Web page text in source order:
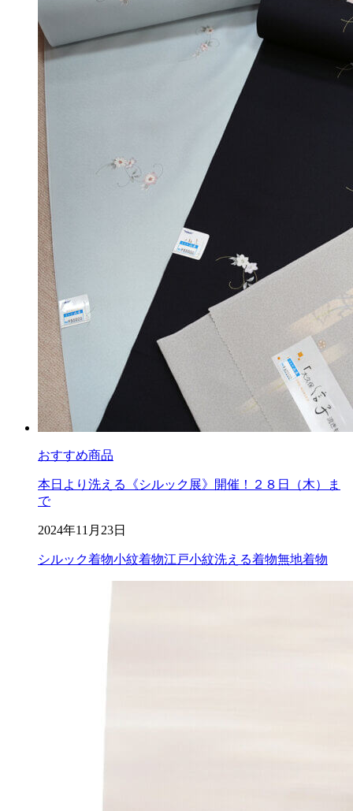
おすすめ商品
本日より洗える《シルック展》開催！２８日（木）ま
で
2024年11月23日
シルック着物小紋着物江戸小紋洗える着物無地着物